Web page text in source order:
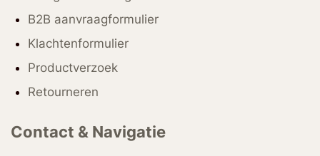
B2B aanvraagformulier
Klachtenformulier
Productverzoek
Retourneren
Contact & Navigatie